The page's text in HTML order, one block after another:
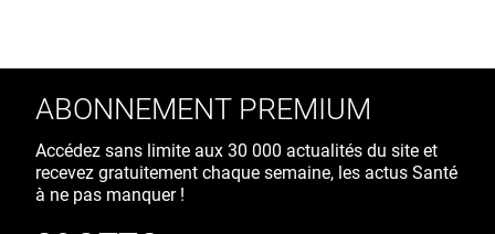
ABONNEMENT PREMIUM
Accédez sans limite aux 30 000 actualités du site et
recevez gratuitement chaque semaine, les actus Santé
à ne pas manquer !